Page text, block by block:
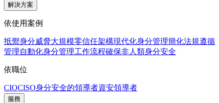
解決方案
依使用案例
抵禦身分威脅大規模零信任架構現代化身分管理簡化法規遵循
管理自動化身分管理工作流程確保非人類身分安全
依職位
CIOCISO身分安全的領導者資安領導者
服務